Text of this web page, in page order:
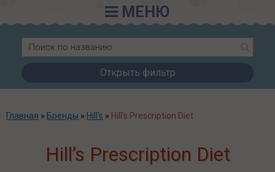
МЕНЮ
Открыть фильтр
Главная » Бренды » Hill's » Hill’s Prescription Diet
Hill’s Prescription Diet